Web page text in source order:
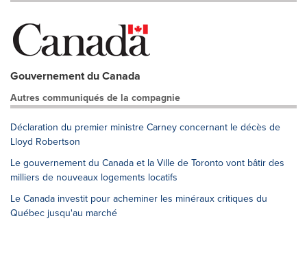
Gouvernement du Canada
Autres communiqués de la compagnie
Déclaration du premier ministre Carney concernant le décès de
Lloyd Robertson
Le gouvernement du Canada et la Ville de Toronto vont bâtir des
milliers de nouveaux logements locatifs
Le Canada investit pour acheminer les minéraux critiques du
Québec jusqu'au marché